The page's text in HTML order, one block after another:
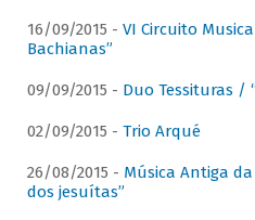
16/09/2015 - VI Circuito
Bachianas”
09/09/2015 - Duo Tessituras /
02/09/2015 - Trio Arqué
26/08/2015 - Música Antiga
dos jesuítas”